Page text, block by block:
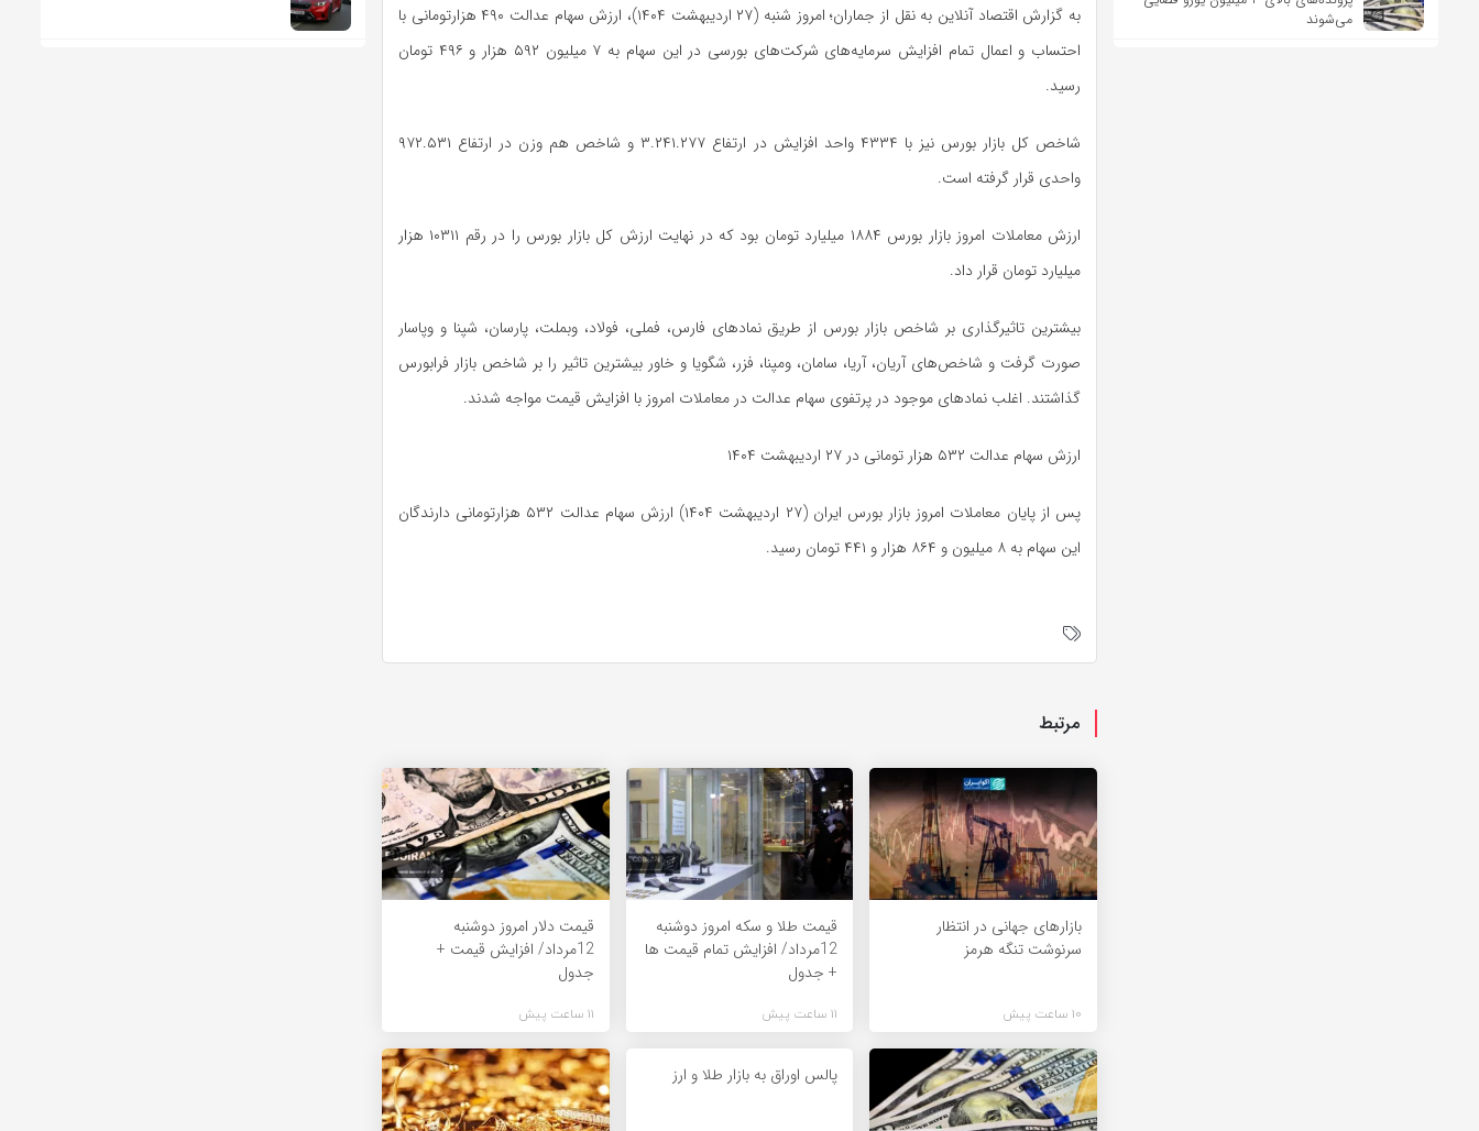
می‌شوند
به گزارش اقتصاد آنلاین به نقل از جماران؛ امروز شنبه (۲۷ اردیبهشت ۱۴۰۴)، ارزش سهام عدالت ۴۹۰ هزارتومانی با
احتساب و اعمال تمام افزایش سرمایه‌های شرکت‌های بورسی در این سهام به ۷ میلیون ۵۹۲ هزار و ۴۹۶ تومان
رسید.
شاخص کل بازار بورس نیز با ۴۳۳۴ واحد افزایش در ارتفاع ۳.۲۴۱.۲۷۷ و شاخص هم وزن در ارتفاع ۹۷۲.۵۳۱
واحدی قرار گرفته است.
ارزش معاملات امروز بازار بورس ۱۸۸۴ میلیارد تومان بود که در نهایت ارزش کل بازار بورس را در رقم ۱۰۳۱۱ هزار
میلیارد تومان قرار داد.
بیشترین تاثیرگذاری بر شاخص بازار بورس از طریق نماد‌های فارس، فملی، فولاد، وبملت، پارسان، شپنا و وپاسار
صورت گرفت و شاخص‌های آریان، آریا، سامان، ومپنا، فزر، شگویا و خاور بیشترین تاثیر را بر شاخص بازار فرابورس
گذاشتند. اغلب نماد‌های موجود در پرتفوی سهام عدالت در معاملات امروز با افزایش قیمت مواجه شدند.
ارزش سهام عدالت ۵۳۲ هزار تومانی در ۲۷ اردیبهشت ۱۴۰۴
پس از پایان معاملات امروز بازار بورس ایران (۲۷ اردیبهشت ۱۴۰۴) ارزش سهام عدالت ۵۳۲ هزارتومانی دارندگان
این سهام به ۸ میلیون و ۸۶۴ هزار و ۴۴۱ تومان رسید.
مرتبط
بازارهای جهانی در انتظار
سرنوشت تنگه هرمز
10 ساعت پیش
قیمت طلا و سکه امروز دوشنبه
12مرداد/ افزایش تمام قیمت ها
+ جدول
11 ساعت پیش
قیمت دلار امروز دوشنبه
12مرداد/ افزایش قیمت +
جدول
11 ساعت پیش
پالس اوراق به بازار طلا و ارز